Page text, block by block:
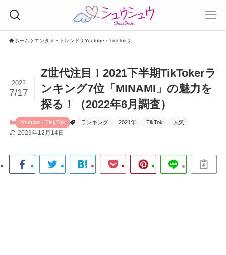
ホーム エンタメ・トレンド Youtube・TickTok
Z世代注目！2021下半期TikTokerラ
ンキング7位「MINAMI」の魅力を
探る！（2022年6月調査）
2022
7/17
Youtube・TickTok ランキング 2021年 TikTok 人気
2023年12月14日